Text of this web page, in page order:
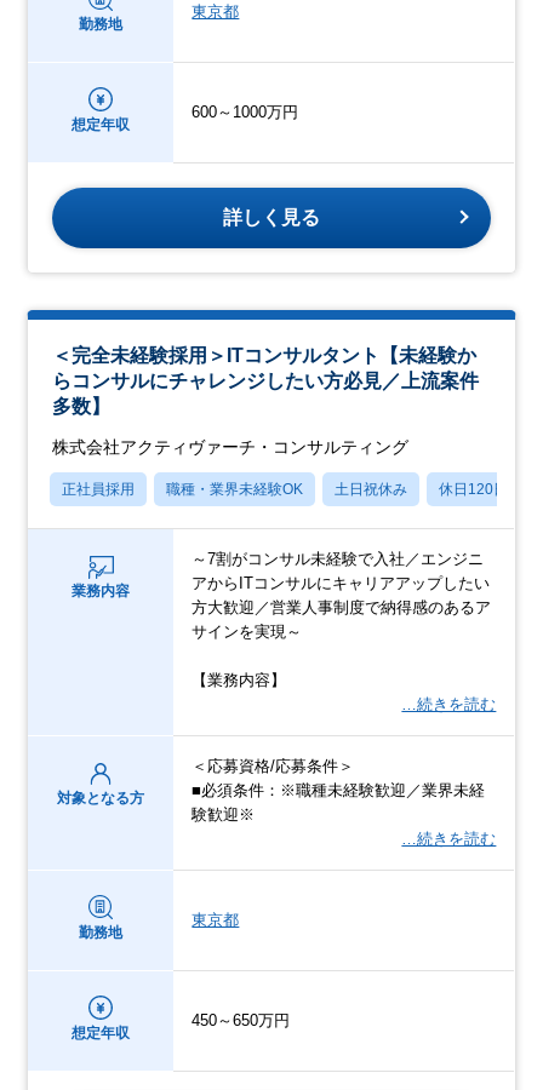
勤務地
東京都
想定年収
600～1000万円
詳しく見る
＜完全未経験採用＞ITコンサルタント【未経験か
らコンサルにチャレンジしたい方必見／上流案件
多数】
株式会社アクティヴァーチ・コンサルティング
正社員採用 職種・業界未経験OK 土日祝休み 休日120日以上
業務内容
～7割がコンサル未経験で入社／エンジニ
アからITコンサルにキャリアアップしたい
方大歓迎／営業人事制度で納得感のあるア
サインを実現～
【業務内容】
…続きを読む
対象となる方
＜応募資格/応募条件＞
■必須条件：※職種未経験歓迎／業界未経
験歓迎※
…続きを読む
勤務地
東京都
想定年収
450～650万円